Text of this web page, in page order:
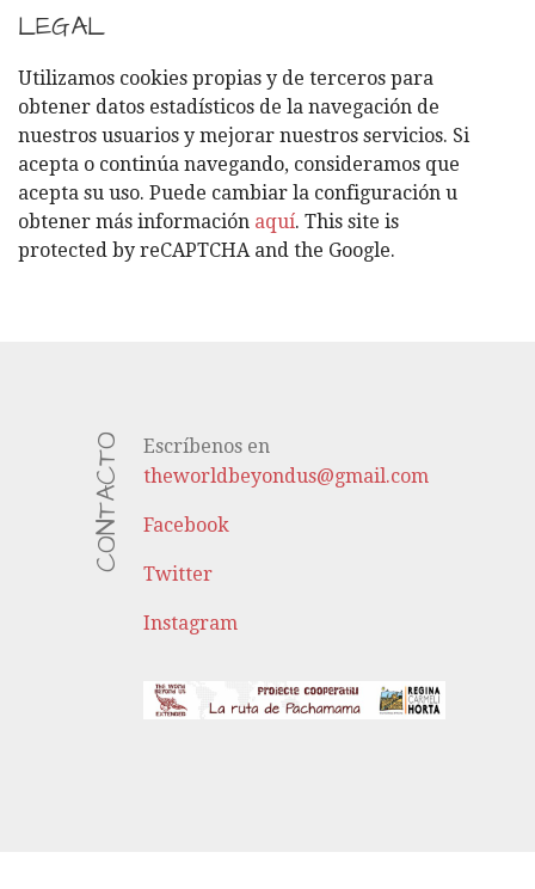
T
E
G
O
R
Í
A
S
LEGAL
Utilizamos cookies propias y de terceros para
obtener datos estadísticos de la navegación de
nuestros usuarios y mejorar nuestros servicios. Si
acepta o continúa navegando, consideramos que
acepta su uso. Puede cambiar la configuración u
obtener más información aquí. This site is
protected by reCAPTCHA and the Google.
CONTACTO
Escríbenos en
theworldbeyondus@gmail.com
Facebook
Twitter
Instagram